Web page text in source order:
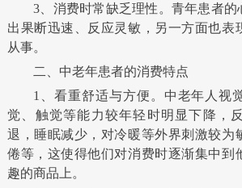
3、消费时常缺乏理性。青年患者的
出果断迅速、反应灵敏，另一方面也表
从事。
二、中老年患者的消费特点
1、看重舒适与方便。中老年人视
觉、触觉等能力较年轻时明显下降，
退，睡眠减少，对冷暖等外界刺激较为
倦等，这使得他们对消费时逐渐集中到
趣的商品上。